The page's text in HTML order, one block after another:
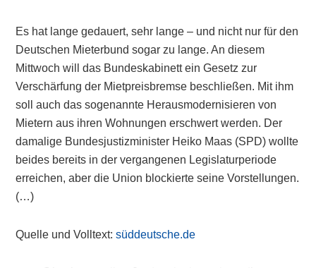
Es hat lange gedauert, sehr lange – und nicht nur für den
Deutschen Mieterbund sogar zu lange. An diesem
Mittwoch will das Bundeskabinett ein Gesetz zur
Verschärfung der Mietpreisbremse beschließen. Mit ihm
soll auch das sogenannte Herausmodernisieren von
Mietern aus ihren Wohnungen erschwert werden. Der
damalige Bundesjustizminister Heiko Maas (SPD) wollte
beides bereits in der vergangenen Legislaturperiode
erreichen, aber die Union blockierte seine Vorstellungen.
(…)
Quelle und Volltext:süddeutsche.de